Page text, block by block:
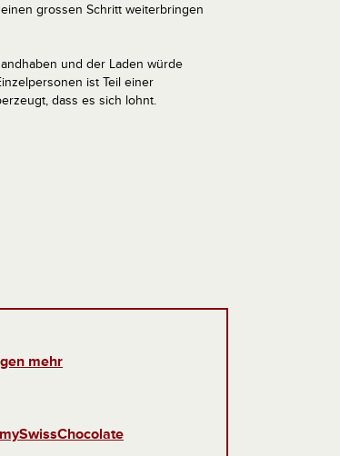
grossen Schritt weiterbringen
und der Laden würde
ist Teil einer
dass es sich lohnt.
mehr